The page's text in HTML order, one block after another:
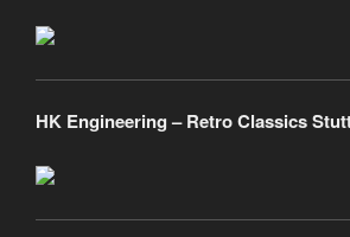
HK Engineering – Retro Classics